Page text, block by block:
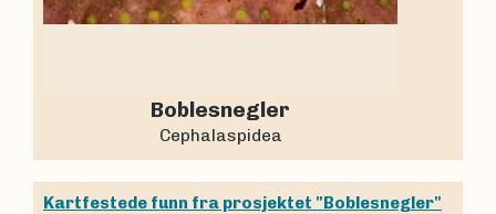
Boblesnegler
Cephalaspidea
Kartfestede funn fra prosjektet "Boblesnegler"